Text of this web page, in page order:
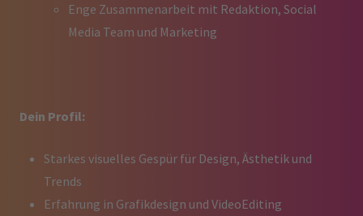
Enge Zusammenarbeit mit Redaktion, Social
Media Team und Marketing
Dein Profil:
Starkes visuelles Gespür für Design, Ästhetik und
Trends
Erfahrung in Grafikdesign und VideoEditing